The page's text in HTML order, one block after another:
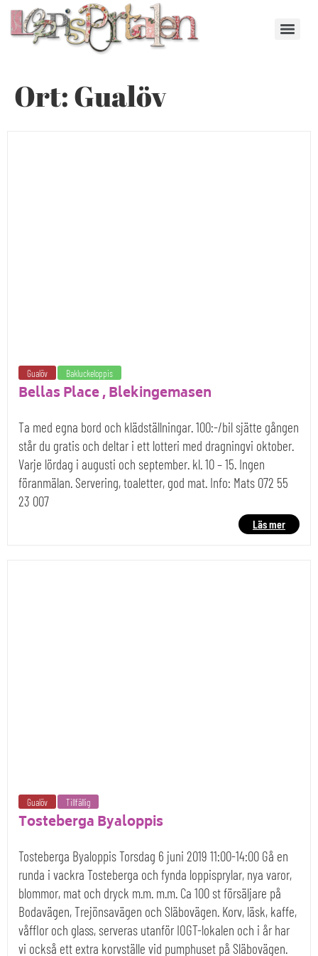
Ort:Gualöv
Gualöv Bakluckeloppis
Bellas Place , Blekingemasen
Ta med egna bord och klädställningar. 100:-/bil sjätte gången
står du gratis och deltar i ett lotteri med dragningvi oktober.
Varje lördag i augusti och september. kl. 10 – 15. Ingen
föranmälan. Servering, toaletter, god mat. Info: Mats 072 55
23 007
Läs mer
Gualöv Tillfällig
Tosteberga Byaloppis
Tosteberga Byaloppis Torsdag 6 juni 2019 11:00-14:00 Gå en
runda i vackra Tosteberga och fynda loppisprylar, nya varor,
blommor, mat och dryck m.m. m.m. Ca 100 st försäljare på
Bodavägen, Trejönsavägen och Släbovägen. Korv, läsk, kaffe,
våfflor och glass, serveras utanför IOGT-lokalen och i år har
vi också ett extra korvställe vid pumphuset på Släbovägen.